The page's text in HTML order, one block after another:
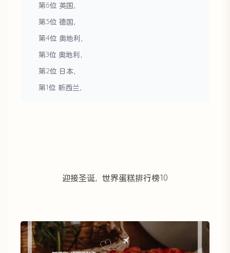
第6位 英国，
第5位 德国，
第4位 奥地利，
第3位 奥地利，
第2位 日本，
第1位 新西兰，
迎接圣诞，世界蛋糕排行榜10